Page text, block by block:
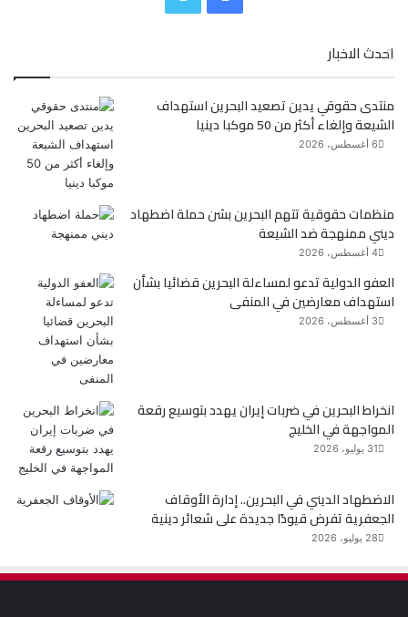
ب
ت
احدث الاخبار
منتدى حقوقي يدين تصعيد البحرين استهداف
الشيعة وإلغاء أكثر من 50 موكبا دينيا
6 أغسطس، 2026
منظمات حقوقية تتهم البحرين بشن حملة اضطهاد
ديني ممنهجة ضد الشيعة
4 أغسطس، 2026
العفو الدولية تدعو لمساءلة البحرين قضائيا بشأن
استهداف معارضين في المنفى
3 أغسطس، 2026
انخراط البحرين في ضربات إيران يهدد بتوسيع رقعة
المواجهة في الخليج
31 يوليو، 2026
الاضطهاد الديني في البحرين.. إدارة الأوقاف
الجعفرية تفرض قيودًا جديدة على شعائر دينية
28 يوليو، 2026